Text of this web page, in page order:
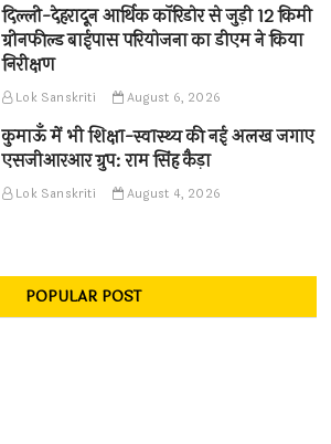
दिल्ली-देहरादून आर्थिक कॉरिडोर से जुड़ी 12 किमी
ग्रीनफील्ड बाईपास परियोजना का डीएम ने किया
निरीक्षण
Lok Sanskriti August 6, 2026
कुमाऊँ में भी शिक्षा-स्वास्थ्य की नई अलख जगाए
एसजीआरआर ग्रुप: राम सिंह कैड़ा
Lok Sanskriti August 4, 2026
POPULAR POST